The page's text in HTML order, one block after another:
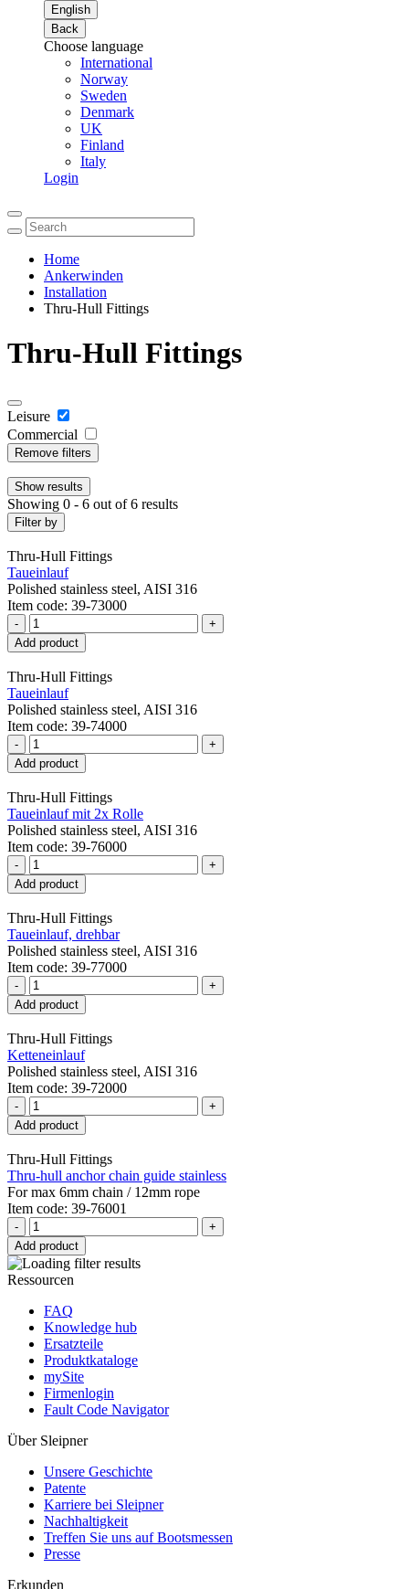
English
Back
Choose language
International
Norway
Sweden
Denmark
UK
Finland
Italy
Login
Home
Ankerwinden
Installation
Thru-Hull Fittings
Thru-Hull Fittings
Leisure
Commercial
Remove filters
Show results
Showing 0 - 6 out of 6 results
Filter by
Thru-Hull Fittings
Taueinlauf
Polished stainless steel, AISI 316
Item code: 39-73000
-
+
Add product
Thru-Hull Fittings
Taueinlauf
Polished stainless steel, AISI 316
Item code: 39-74000
-
+
Add product
Thru-Hull Fittings
Taueinlauf mit 2x Rolle
Polished stainless steel, AISI 316
Item code: 39-76000
-
+
Add product
Thru-Hull Fittings
Taueinlauf, drehbar
Polished stainless steel, AISI 316
Item code: 39-77000
-
+
Add product
Thru-Hull Fittings
Ketteneinlauf
Polished stainless steel, AISI 316
Item code: 39-72000
-
+
Add product
Thru-Hull Fittings
Thru-hull anchor chain guide stainless
For max 6mm chain / 12mm rope
Item code: 39-76001
-
+
Add product
Ressourcen
FAQ
Knowledge hub
Ersatzteile
Produktkataloge
mySite
Firmenlogin
Fault Code Navigator
Über Sleipner
Unsere Geschichte
Patente
Karriere bei Sleipner
Nachhaltigkeit
Treffen Sie uns auf Bootsmessen
Presse
Erkunden